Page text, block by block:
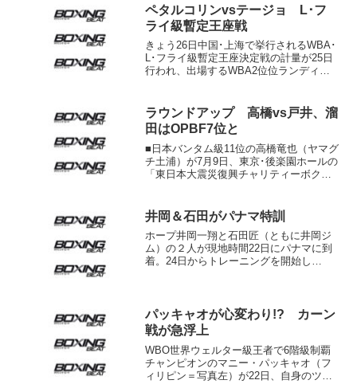
ペタルコリンvsテージョ L･フ
ライ級暫定王座戦
きょう26日中国･上海で挙行されるWBA･
L･フライ級暫定王座決定戦の計量が25日
行われ、出場するWBA2位位ランディ・
した。比国のホープ、ペタルコリンは
105.6ポ...
ラウンドアップ 高橋vs戸井、溜
田はOPBF7位と
■日本バンタム級11位の高橋竜也（ヤマグ
チ土浦）が7月9日、東京･後楽園ホールの
「東日本大震災復興チャリティーボクシ
タム級8回戦。精力的にリングに上がる高
橋は2...
井岡＆石田がパナマ特訓
ホープ井岡一翔と石田匠（ともに井岡ジ
ム）の２人が現地時間22日にパナマに到
着。24日からトレーニングを開始し
ソ・チャベス氏（日本で渡辺...
パッキャオが心変わり!? カーン
戦が急浮上
WBO世界ウェルター級王者で6階級制覇
チャンピオンのマニー・パッキャオ（フ
ィリピン＝写真左）が22日、自身のツイ